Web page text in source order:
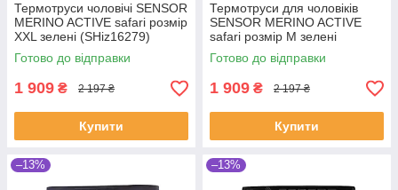
Термотруси чоловічі SENSOR
MERINO ACTIVE safari розмір
XXL зелені (SHiz16279)
Готово до відправки
1 909 ₴ 2 197 ₴
Купити
Термотруси для чоловіків
SENSOR MERINO ACTIVE
safari розмір M зелені
(SHiz16277)
Готово до відправки
1 909 ₴ 2 197 ₴
Купити
–13% –13%